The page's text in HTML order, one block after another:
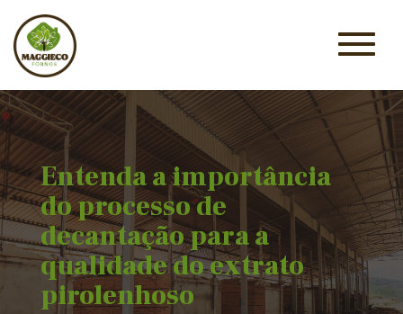
Entenda a importância
do processo de
decantação para a
qualidade do extrato
pirolenhoso